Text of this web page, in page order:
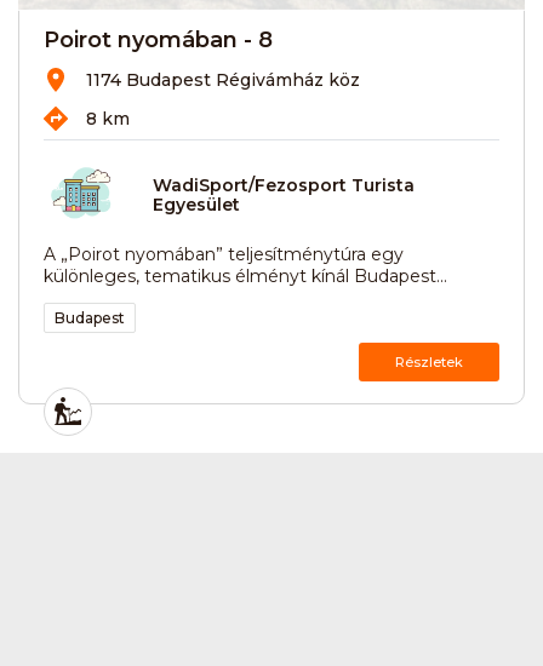
Poirot nyomában - 8
1174 Budapest Régivámház köz
8 km
WadiSport/Fezosport Turista
Egyesület
A „Poirot nyomában” teljesítménytúra egy
különleges, tematikus élményt kínál Budapest...
Budapest
Részletek